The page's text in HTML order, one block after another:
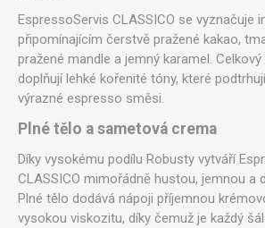
EspressoServis CLASSICO se vyznačuje
připomínajícím čerstvě pražené kakao,
pražené mandle a jemný karamel.
doplňují lehké kořenité tóny, které
výrazné espresso směsi.
Plné tělo a sametová crema
Díky vysokému podílu Robusty vytváří
CLASSICO mimořádně hustou, jemnou a
Plné tělo dodává nápoji příjemnou
vysokou viskozitu, díky čemuž je každý